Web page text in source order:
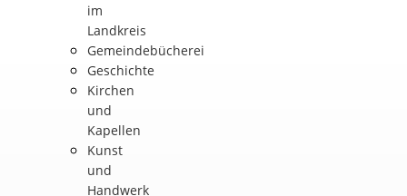
im
Landkreis
Gemeindebücherei
Geschichte
Kirchen
und
Kapellen
Kunst
und
Handwerk